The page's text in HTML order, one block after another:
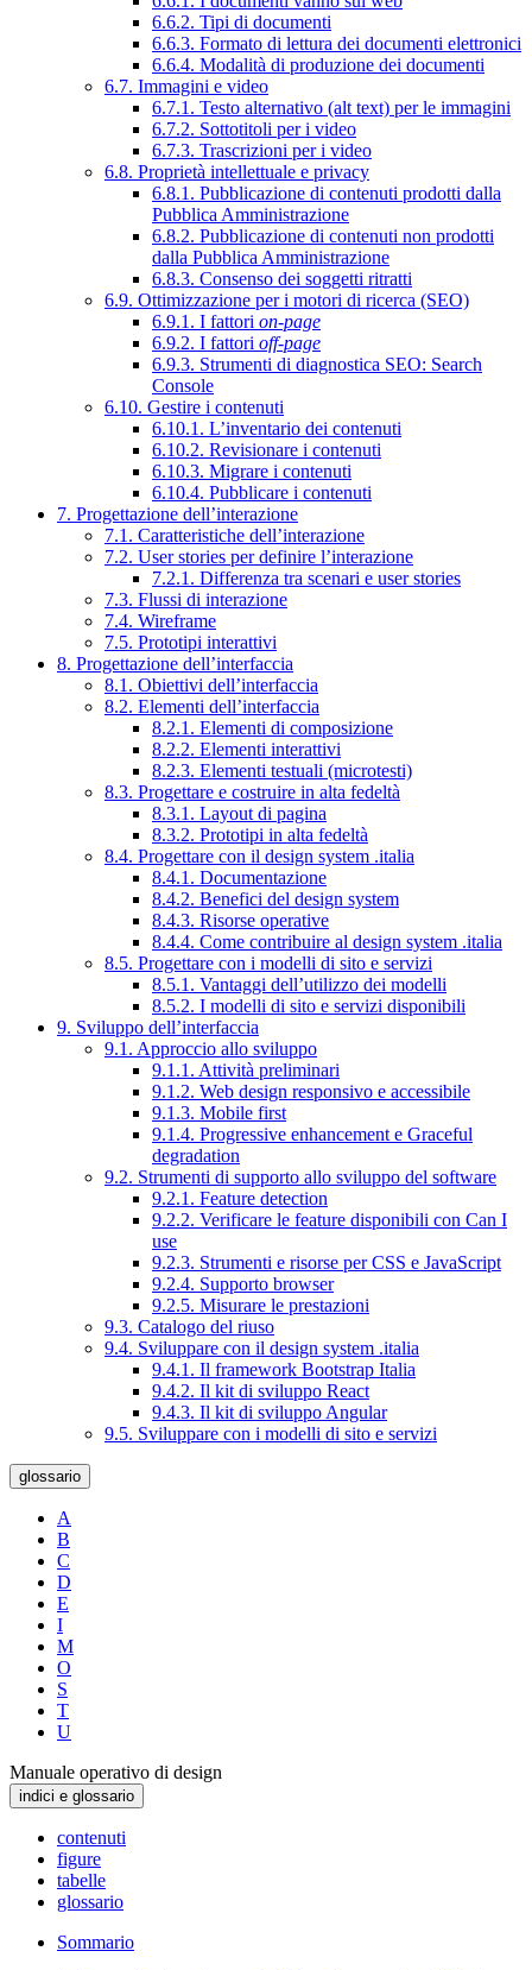
6.6.2. Tipi di documenti
6.6.3. Formato di lettura dei documenti elettronici
6.6.4. Modalità di produzione dei documenti
6.7. Immagini e video
6.7.1. Testo alternativo (alt text) per le immagini
6.7.2. Sottotitoli per i video
6.7.3. Trascrizioni per i video
6.8. Proprietà intellettuale e privacy
6.8.1. Pubblicazione di contenuti prodotti dalla
Pubblica Amministrazione
6.8.2. Pubblicazione di contenuti non prodotti
dalla Pubblica Amministrazione
6.8.3. Consenso dei soggetti ritratti
6.9. Ottimizzazione per i motori di ricerca (SEO)
6.9.1. I fattori on-page
6.9.2. I fattori off-page
6.9.3. Strumenti di diagnostica SEO: Search
Console
6.10. Gestire i contenuti
6.10.1. L’inventario dei contenuti
6.10.2. Revisionare i contenuti
6.10.3. Migrare i contenuti
6.10.4. Pubblicare i contenuti
7. Progettazione dell’interazione
7.1. Caratteristiche dell’interazione
7.2. User stories per definire l’interazione
7.2.1. Differenza tra scenari e user stories
7.3. Flussi di interazione
7.4. Wireframe
7.5. Prototipi interattivi
8. Progettazione dell’interfaccia
8.1. Obiettivi dell’interfaccia
8.2. Elementi dell’interfaccia
8.2.1. Elementi di composizione
8.2.2. Elementi interattivi
8.2.3. Elementi testuali (microtesti)
8.3. Progettare e costruire in alta fedeltà
8.3.1. Layout di pagina
8.3.2. Prototipi in alta fedeltà
8.4. Progettare con il design system .italia
8.4.1. Documentazione
8.4.2. Benefici del design system
8.4.3. Risorse operative
8.4.4. Come contribuire al design system .italia
8.5. Progettare con i modelli di sito e servizi
8.5.1. Vantaggi dell’utilizzo dei modelli
8.5.2. I modelli di sito e servizi disponibili
9. Sviluppo dell’interfaccia
9.1. Approccio allo sviluppo
9.1.1. Attività preliminari
9.1.2. Web design responsivo e accessibile
9.1.3. Mobile first
9.1.4. Progressive enhancement e Graceful
degradation
9.2. Strumenti di supporto allo sviluppo del software
9.2.1. Feature detection
9.2.2. Verificare le feature disponibili con Can I
use
9.2.3. Strumenti e risorse per CSS e JavaScript
9.2.4. Supporto browser
9.2.5. Misurare le prestazioni
9.3. Catalogo del riuso
9.4. Sviluppare con il design system .italia
9.4.1. Il framework Bootstrap Italia
9.4.2. Il kit di sviluppo React
9.4.3. Il kit di sviluppo Angular
9.5. Sviluppare con i modelli di sito e servizi
glossario
A
B
C
D
E
I
M
O
S
T
U
Manuale operativo di design
indici e glossario
contenuti
figure
tabelle
glossario
Sommario